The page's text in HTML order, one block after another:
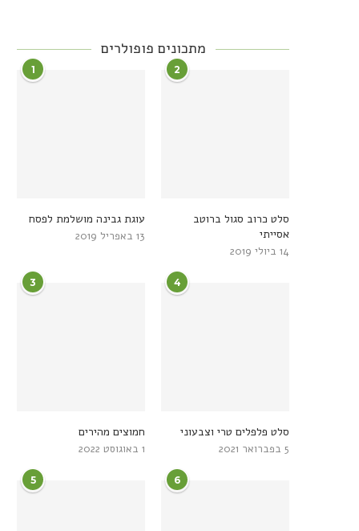
מתכונים פופולרים
1
עוגת גבינה מושלמת לפסח
13 באפריל 2019
2
סלט כרוב סגול ברוטב
אסייתי
14 ביולי 2019
3
חמוצים מהירים
1 באוגוסט 2022
4
סלט פלפלים טרי וצבעוני
5 בפברואר 2021
5 6